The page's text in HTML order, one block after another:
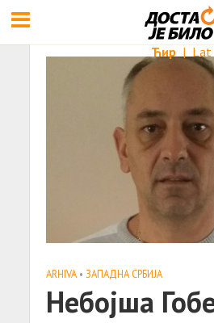
Ћир | Lat
ARHIVA • ЗАПАДНА СРБИЈА
Небојша